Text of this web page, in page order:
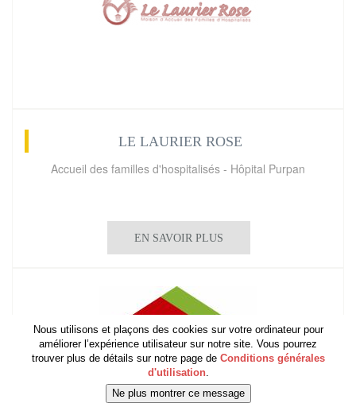
LE LAURIER ROSE
Accueil des familles d'hospitalisés - Hôpital Purpan
EN SAVOIR PLUS
Nous utilisons et plaçons des cookies sur votre ordinateur pour
améliorer l’expérience utilisateur sur notre site. Vous pourrez
trouver plus de détails sur notre page de Conditions générales
d'utilisation.